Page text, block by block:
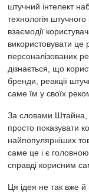
штучний інтелект
технологія
взаємодії
використовувати це
персоналізованих
дізнається, що
бренди, реакції
саме їм у своїх
За словами Штайна,
просто показувати
найпопулярніших
саме це і є
справді корисним
Ця ідея не так вже й